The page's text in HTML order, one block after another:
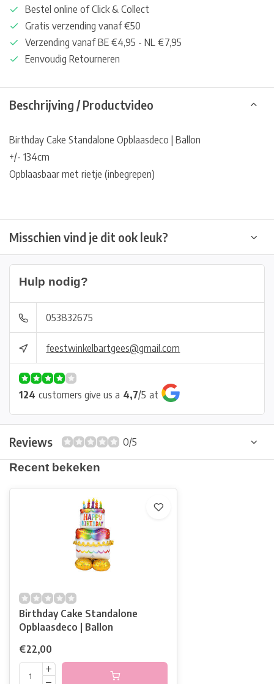
Bestel online of Click & Collect
Gratis verzending vanaf €50
Verzending vanaf BE €4,95 - NL €7,95
Eenvoudig Retourneren
Beschrijving / Productvideo
Birthday Cake Standalone Opblaasdeco | Ballon
+/- 134cm
Opblaasbaar met rietje (inbegrepen)
Misschien vind je dit ook leuk?
Hulp nodig?
053832675
feestwinkelbartgees@gmail.com
124 customers give us a 4,7/5 at
Reviews
0/5
Recent bekeken
Birthday Cake Standalone
Opblaasdeco | Ballon
€22,00